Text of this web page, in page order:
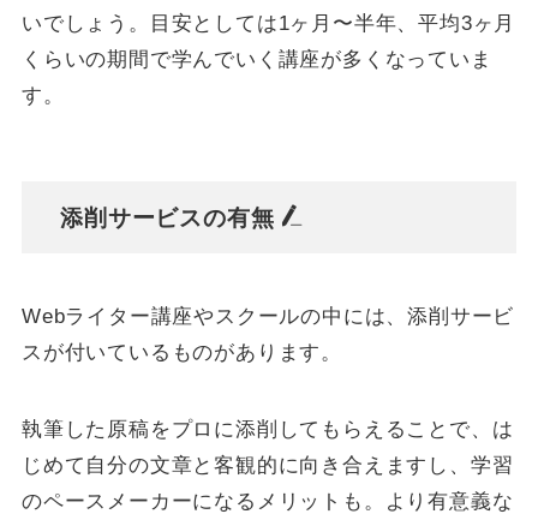
いでしょう。目安としては1ヶ月〜半年、平均3ヶ月
くらいの期間で学んでいく講座が多くなっていま
す。
添削サービスの有無
Webライター講座やスクールの中には、添削サービ
スが付いているものがあります。
執筆した原稿をプロに添削してもらえることで、は
じめて自分の文章と客観的に向き合えますし、学習
のペースメーカーになるメリットも。より有意義な